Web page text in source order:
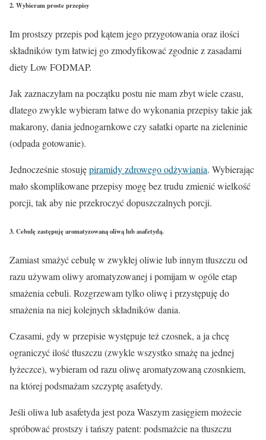
2. Wybieram proste przepisy
Im prostszy przepis pod kątem jego przygotowania oraz ilości
składników tym łatwiej go zmodyfikować zgodnie z zasadami
diety Low FODMAP.
Jak zaznaczyłam na początku postu nie mam zbyt wiele czasu,
dlatego zwykle wybieram łatwe do wykonania przepisy takie jak
makarony, dania jednogarnkowe czy sałatki oparte na zieleninie
(odpada gotowanie).
Jednocześnie stosujępiramidy zdrowego odżywiania. Wybierając
mało skomplikowane przepisy mogę bez trudu zmienić wielkość
porcji, tak aby nie przekroczyć dopuszczalnych porcji.
3. Cebulę zastępuję aromatyzowaną oliwą lub asafetydą.
Zamiast smażyć cebulę w zwykłej oliwie lub innym tłuszczu od
razu używam oliwy aromatyzowanej i pomijam w ogóle etap
smażenia cebuli. Rozgrzewam tylko oliwę i przystępuję do
smażenia na niej kolejnych składników dania.
Czasami, gdy w przepisie występuje też czosnek, a ja chcę
ograniczyć ilość tłuszczu (zwykle wszystko smażę na jednej
łyżeczce), wybieram od razu oliwę aromatyzowaną czosnkiem,
na której podsmażam szczyptę asafetydy.
Jeśli oliwa lub asafetyda jest poza Waszym zasięgiem możecie
spróbować prostszy i tańszy patent: podsmażcie na tłuszczu